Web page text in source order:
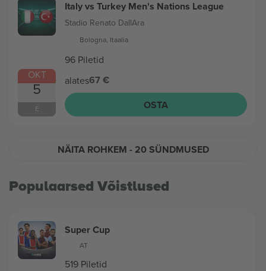
OKT
5
E
Italy vs Turkey Men's Nations League
Stadio Renato DallAra
Bologna, Itaalia
96 Piletid
alates67 €
OSTA
NÄITA ROHKEM - 20 SÜNDMUSED
Populaarsed Võistlused
Super Cup
AT
519 Piletid